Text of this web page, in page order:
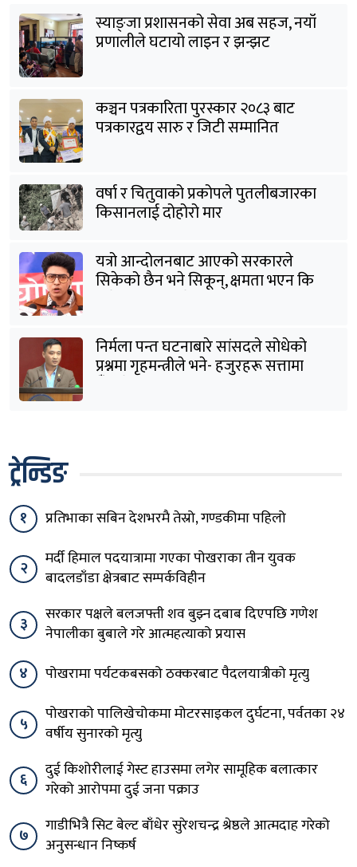
स्याङ्जा प्रशासनको सेवा अब सहज, नयाँ
प्रणालीले घटायो लाइन र झन्झट
कञ्चन पत्रकारिता पुरस्कार २०८३ बाट
पत्रकारद्वय सारु र जिटी सम्मानित
वर्षा र चितुवाको प्रकोपले पुतलीबजारका
किसानलाई दोहोरो मार
यत्रो आन्दोलनबाट आएको सरकारले
सिकेको छैन भने सिकून्, क्षमता भएन कि
निर्मला पन्त घटनाबारे सांसदले सोधेको
प्रश्नमा गृहमन्त्रीले भने- हजुरहरू सत्तामा
ट्रेन्डिङ
१ प्रतिभाका सबिन देशभरमै तेस्रो, गण्डकीमा पहिलो
२
मर्दी हिमाल पदयात्रामा गएका पोखराका तीन युवक
बादलडाँडा क्षेत्रबाट सम्पर्कविहीन
३
सरकार पक्षले बलजफ्ती शव बुझ्न दबाब दिएपछि गणेश
नेपालीका बुबाले गरे आत्महत्याको प्रयास
४
पोखरामा पर्यटकबसको ठक्करबाट पैदलयात्रीको मृत्यु
५
पोखराको पालिखेचोकमा मोटरसाइकल दुर्घटना, पर्वतका २४
वर्षीय सुनारको मृत्यु
६
दुई किशोरीलाई गेस्ट हाउसमा लगेर सामूहिक बलात्कार
गरेको आरोपमा दुई जना पक्राउ
७
गाडीभित्रै सिट बेल्ट बाँधेर सुरेशचन्द्र श्रेष्ठले आत्मदाह गरेको
अनुसन्धान निष्कर्ष